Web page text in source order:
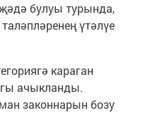
булуы турында,
үтәлүе
караган
ачыкланды.
законнарын бозу